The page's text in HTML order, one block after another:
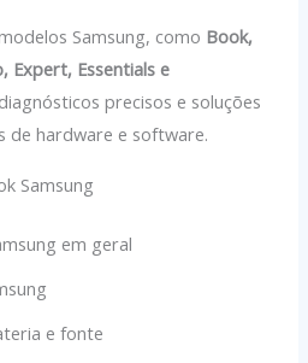
Samsung, como Book,
Expert, Essentials e
precisos e soluções
de hardware e software.
Samsung
em geral
e fonte